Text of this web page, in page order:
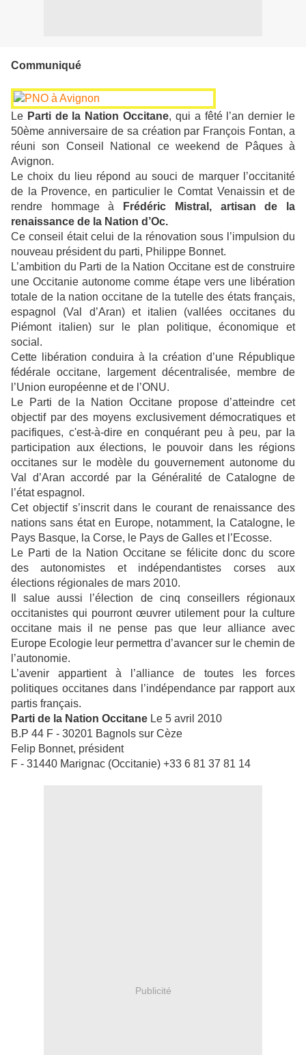
Communiqué
Le Parti de la Nation Occitane, qui a fêté l’an dernier le
50ème anniversaire de sa création par François Fontan, a
réuni son Conseil National ce weekend de Pâques à
Avignon.
Le choix du lieu répond au souci de marquer l’occitanité
de la Provence, en particulier le Comtat Venaissin et de
rendre hommage à
Frédéric Mistral, artisan de la
renaissance de la Nation d’Oc.
Ce conseil était celui de la rénovation sous l’impulsion du
nouveau président du parti, Philippe Bonnet.
L’ambition du Parti de la Nation Occitane est de construire
une Occitanie autonome comme étape vers une libération
totale de la nation occitane de la tutelle des états français,
espagnol (Val d’Aran) et italien (vallées occitanes du
Piémont italien) sur le plan politique, économique et
social.
Cette libération conduira à la création d’une République
fédérale occitane, largement décentralisée, membre de
l’Union européenne et de l’ONU.
Le Parti de la Nation Occitane propose d’atteindre cet
objectif par des moyens exclusivement démocratiques et
pacifiques, c'est-à-dire en conquérant peu à peu, par la
participation aux élections, le pouvoir dans les régions
occitanes sur le modèle du gouvernement autonome du
Val d’Aran accordé par la Généralité de Catalogne de
l’état espagnol.
Cet objectif s’inscrit dans le courant de renaissance des
nations sans état en Europe, notamment, la Catalogne, le
Pays Basque, la Corse, le Pays de Galles et l’Ecosse.
Le Parti de la Nation Occitane se félicite donc du score
des autonomistes et indépendantistes corses aux
élections régionales de mars 2010.
Il salue aussi l’élection de cinq conseillers régionaux
occitanistes qui pourront œuvrer utilement pour la culture
occitane mais il ne pense pas que leur alliance avec
Europe Ecologie leur permettra d’avancer sur le chemin de
l’autonomie.
L’avenir appartient à l’alliance de toutes les forces
politiques occitanes dans l’indépendance par rapport aux
partis français.
Parti de la Nation Occitane Le 5 avril 2010
B.P 44 F - 30201 Bagnols sur Cèze
Felip Bonnet, président
F - 31440 Marignac (Occitanie) +33 6 81 37 81 14
Publicité